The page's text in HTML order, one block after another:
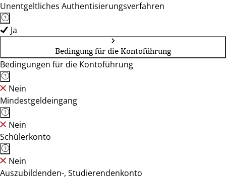
Unentgeltliches Authentisierungsverfahren
Ja
Bedingung für die Kontoführung
Bedingungen für die Kontoführung
Nein
Mindestgeldeingang
Nein
Schülerkonto
Nein
Auszubildenden-, Studierendenkonto